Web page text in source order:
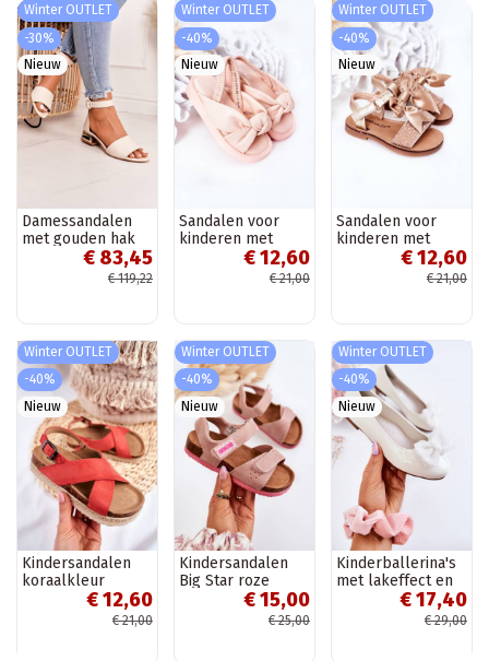
Winter OUTLET
-30%
Nieuw
Damessandalen
met gouden hak
Laura Messi beige
€ 83,45
€ 119,22
Winter OUTLET
-40%
Nieuw
Sandalen voor
kinderen met
drukknoopsluiting,
€ 12,60
€ 21,00
Winter OUTLET
-40%
Nieuw
Sandalen voor
kinderen met
€ 12,60
€ 21,00
Winter OUTLET
-40%
Nieuw
Kindersandalen
koraalkleur
€ 12,60
€ 21,00
Winter OUTLET
-40%
Nieuw
Kindersandalen
Big Star roze
€ 15,00
€ 25,00
Winter OUTLET
-40%
Nieuw
Kinderballerina's
met lakeffect en
linten in de witte
€ 17,40
€ 29,00